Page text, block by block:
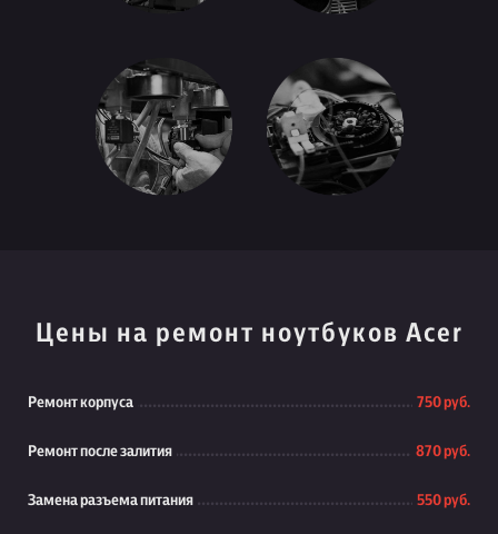
Цены на ремонт ноутбуков Acer
Ремонт корпуса 750 руб.
Ремонт после залития 870 руб.
Замена разъема питания 550 руб.